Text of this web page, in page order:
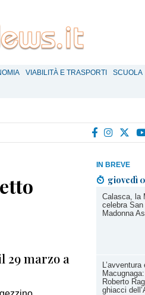
VIABILITÀ E TRASPORTI SCUOLA
IN BREVE
giovedì
Calasca, la
celebra
Madonna
Roberto
ghiacci
29 marzo a